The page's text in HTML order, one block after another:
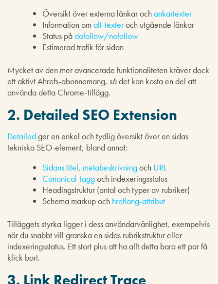
Översikt över externa länkar ochankartexter
Information om alt-texteroch utgående länkar
Status pådofollow/nofollow
Estimerad trafik för sidan
Mycket av den mer avancerade funktionaliteten kräver dock
ett aktivt Ahrefs-abonnemang, så det kan kosta en del att
använda detta Chrome-tillägg.
2. Detailed SEO Extension
Detailedger en enkel och tydlig översikt över en sidas
tekniska SEO-element, bland annat:
Sidans titel, metabeskrivningoch URL
Canonical-taggoch indexeringsstatus
Headingstruktur (antal och typer av rubriker)
Schema markup och hreflang-attribut
Tilläggets styrka ligger i dess användarvänlighet, exempelvis
när du snabbt vill granska en sidas rubrikstruktur eller
indexeringsstatus. Ett stort plus att ha allt detta bara ett par få
klick bort.